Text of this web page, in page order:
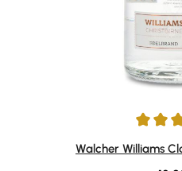
Durchschnittliche Bewertung
Walcher Williams